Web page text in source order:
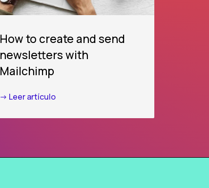
How to create and send
newsletters with
Mailchimp
-> Leer artículo